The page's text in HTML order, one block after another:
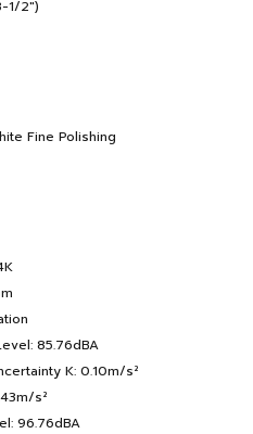
1/2")
Fine Polishing
85.76dBA
K: 0.10m/s²
s²
96.76dBA